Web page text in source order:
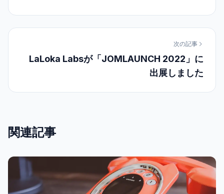
次の記事
LaLoka Labsが「JOMLAUNCH 2022」に
出展しました
関連記事